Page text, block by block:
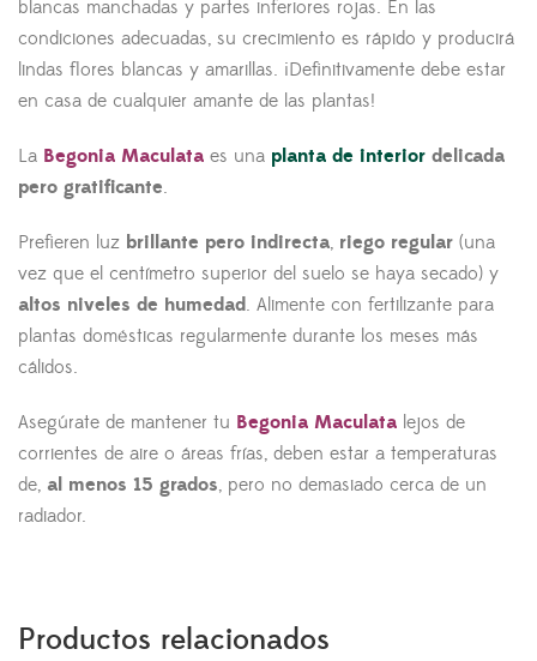
blancas manchadas y partes inferiores rojas. En las
condiciones adecuadas, su crecimiento es rápido y producirá
lindas flores blancas y amarillas. ¡Definitivamente debe estar
en casa de cualquier amante de las plantas!
La Begonia Maculata es una planta de interior delicada
pero gratificante.
Prefieren luz brillante pero indirecta, riego regular (una
vez que el centímetro superior del suelo se haya secado) y
altos niveles de humedad. Alimente con fertilizante para
plantas domésticas regularmente durante los meses más
cálidos.
Asegúrate de mantener tu Begonia Maculata lejos de
corrientes de aire o áreas frías, deben estar a temperaturas
de, al menos 15 grados, pero no demasiado cerca de un
radiador.
Productos relacionados